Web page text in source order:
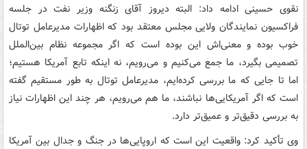
نقوی حسینی ادامه داد: البته دیروز آقای زنگنه وزیر نفت در جلسه
فراکسیون نمایندگان ولایی مجلس معتقد بود که اظهارات مدیرعامل توتال
خوب بوده و معنی‌اش این بوده است که اگر مجموعه نظام بین‌الملل
تصمیمی بگیرد، ما جمع می‌کنیم و می‌رویم، نه اینکه تابع آمریکا هستیم؛
اما تا جایی که ما بررسی کرده‌ایم، مدیرعامل توتال به طور مستقیم گفته
است که اگر آمریکایی‌ها نباشند، ما هم می‌رویم، هر چند این اظهارات نیاز
به بررسی دقیق‌تر و عمیق‌تر دارد.
وی تأکید کرد: واقعیت این است که اروپایی‌ها در جنگ و جدال بین آمریکا